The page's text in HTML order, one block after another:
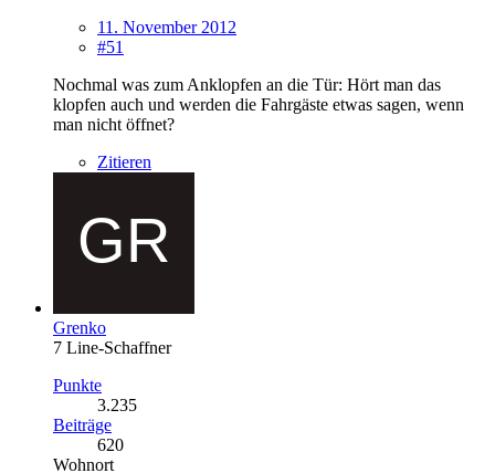
11. November 2012
#51
Nochmal was zum Anklopfen an die Tür: Hört man das
klopfen auch und werden die Fahrgäste etwas sagen, wenn
man nicht öffnet?
Zitieren
Grenko
7 Line-Schaffner
Punkte
3.235
Beiträge
620
Wohnort